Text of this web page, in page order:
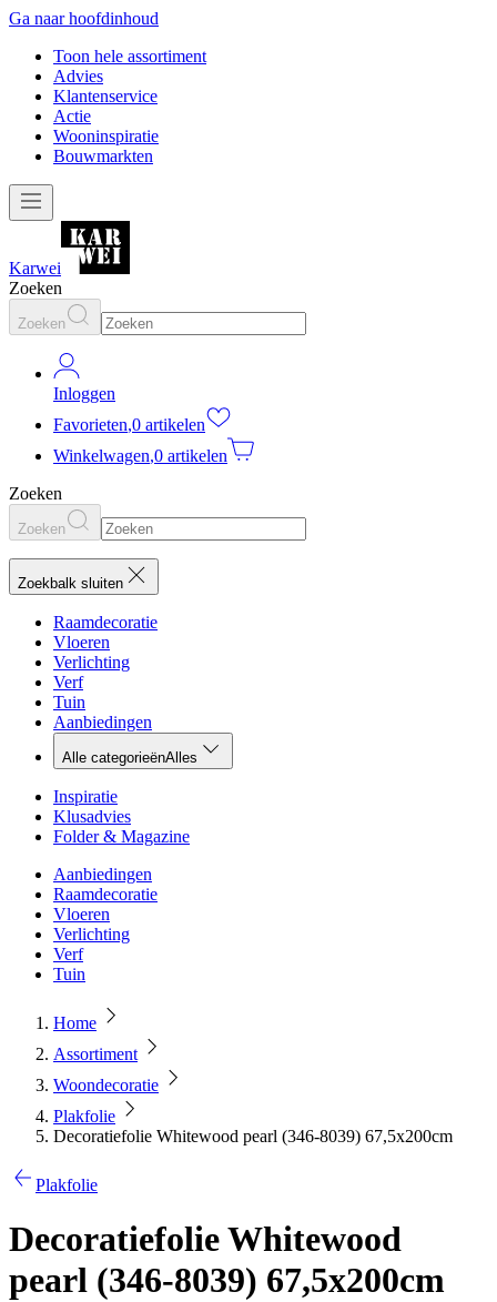
Ga naar hoofdinhoud
Toon hele assortiment
Advies
Klantenservice
Actie
Wooninspiratie
Bouwmarkten
Karwei
Zoeken
Zoeken
Inloggen
Favorieten,0 artikelen
Winkelwagen,0 artikelen
Zoeken
Zoeken
Zoekbalk sluiten
Raamdecoratie
Vloeren
Verlichting
Verf
Tuin
Aanbiedingen
Alle categorieënAlles
Inspiratie
Klusadvies
Folder & Magazine
Aanbiedingen
Raamdecoratie
Vloeren
Verlichting
Verf
Tuin
Home
Assortiment
Woondecoratie
Plakfolie
Decoratiefolie Whitewood pearl (346-8039) 67,5x200cm
Plakfolie
Decoratiefolie Whitewood
pearl (346-8039) 67,5x200cm